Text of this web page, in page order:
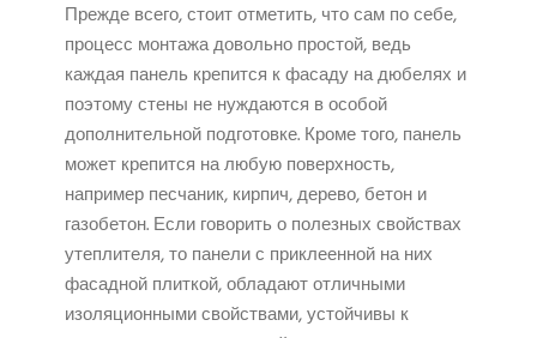
Прежде всего, стоит отметить, что сам по себе,
процесс монтажа довольно простой, ведь
каждая панель крепится к фасаду на дюбелях и
поэтому стены не нуждаются в особой
дополнительной подготовке. Кроме того, панель
может крепится на любую поверхность,
например песчаник, кирпич, дерево, бетон и
газобетон. Если говорить о полезных свойствах
утеплителя, то панели с приклеенной на них
фасадной плиткой, обладают отличными
изоляционными свойствами, устойчивы к